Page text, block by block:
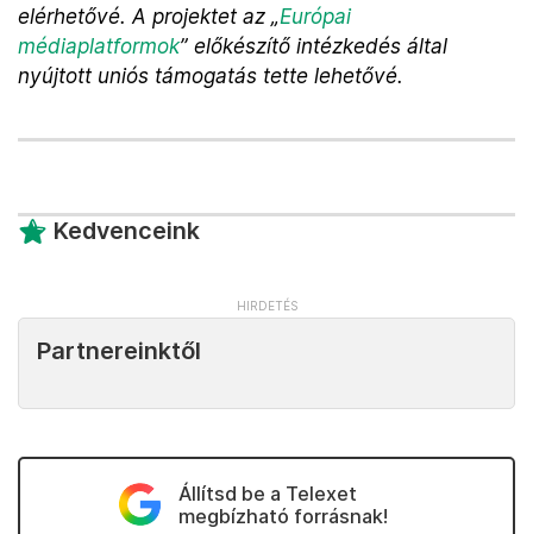
elérhetővé. A projektet az „Európai
médiaplatformok” előkészítő intézkedés által
nyújtott uniós támogatás tette lehetővé.
Kedvenceink
Partnereinktől
Állítsd be a Telexet
megbízható forrásnak!